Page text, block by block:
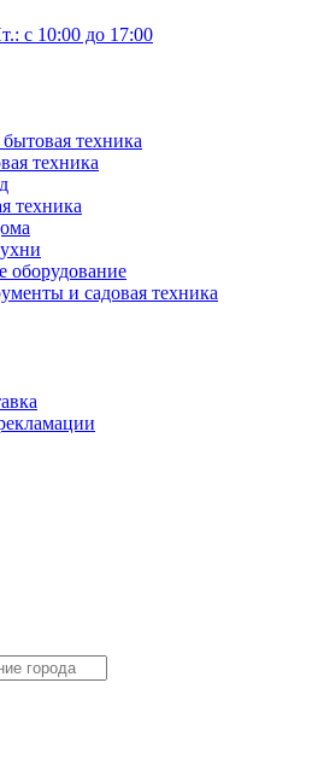
с 10:00 до 17:00
техника
техника
техника
оборудование
и садовая техника